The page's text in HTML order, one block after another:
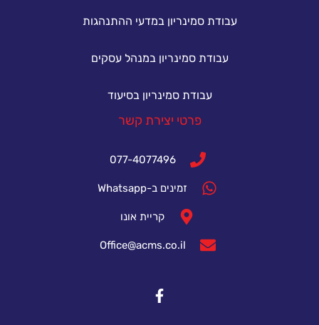
עבודת סמינריון במדעי ההתנהגות
עבודת סמינריון במנהל עסקים
עבודת סמינריון בסיעוד
פרטי יצירת קשר
077-4077496
זמינים ב-Whatsapp
קריית אונו
Office@acms.co.il